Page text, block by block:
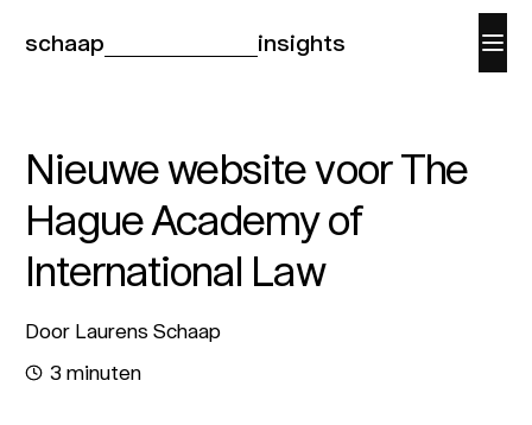
schaap insights
Nieuwe website voor The
Hague Academy of
International Law
Door Laurens Schaap
3 minuten